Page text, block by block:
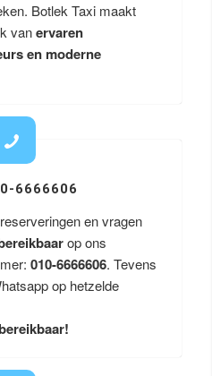
Botlek Taxi maakt
vanervaren
en moderne
6666606
en vragen
op ons
010-6666606. Tevens
op hetzelde